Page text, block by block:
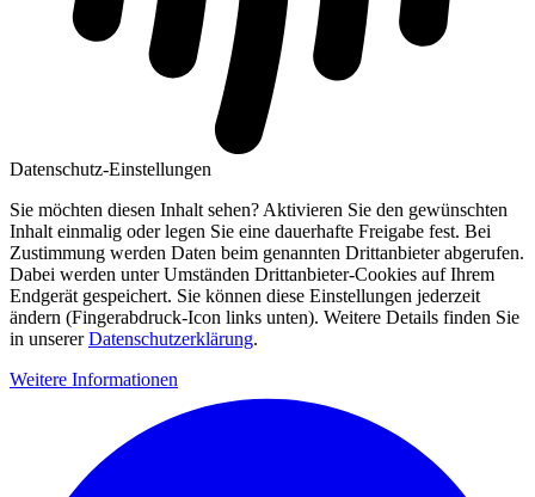
Datenschutz-Einstellungen
Sie möchten diesen Inhalt sehen? Aktivieren Sie den gewünschten
Inhalt einmalig oder legen Sie eine dauerhafte Freigabe fest. Bei
Zustimmung werden Daten beim genannten Drittanbieter abgerufen.
Dabei werden unter Umständen Drittanbieter-Cookies auf Ihrem
Endgerät gespeichert. Sie können diese Einstellungen jederzeit
ändern (Fingerabdruck-Icon links unten). Weitere Details finden Sie
in unsererDatenschutzerklärung.
Weitere Informationen